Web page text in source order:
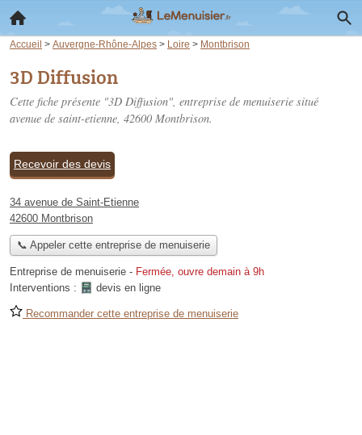
Accueil > Auvergne-Rhône-Alpes > Loire > Montbrison
3D Diffusion
Cette fiche présente "3D Diffusion", entreprise de menuiserie situé
avenue de saint-etienne, 42600 Montbrison.
Recevoir des devis
34 avenue de Saint-Etienne
42600 Montbrison
📞 Appeler cette entreprise de menuiserie
Entreprise de menuiserie - Fermée, ouvre demain à 9h
Interventions :
devis en ligne
Recommander cette entreprise de menuiserie